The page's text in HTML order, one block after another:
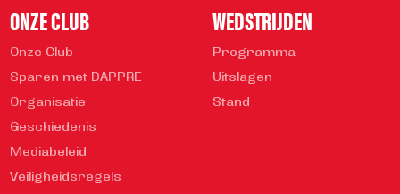
ONZE CLUB
Onze Club
Sparen met DAPPRE
Organisatie
Geschiedenis
Mediabeleid
Veiligheidsregels
WEDSTRIJDEN
Programma
Uitslagen
Stand